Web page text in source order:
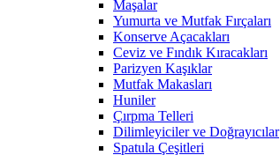
Maşalar
Yumurta ve Mutfak Fırçaları
Konserve Açacakları
Ceviz ve Fındık Kıracakları
Parizyen Kaşıklar
Mutfak Makasları
Huniler
Çırpma Telleri
Dilimleyiciler ve Doğrayıcılar
Spatula Çeşitleri